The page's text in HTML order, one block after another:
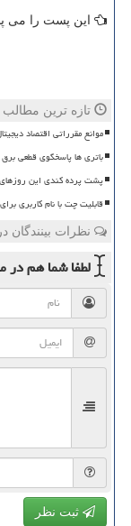
این پست را می
تازه ترین
موانع مقرراتی اقتصاد
باتری ها پاسخگوی قطعی
پشت پرده کندی این
قابلیت چت با نام کاربری
نظرات بینندگان
لطفا شما همدر
ثبت نظر